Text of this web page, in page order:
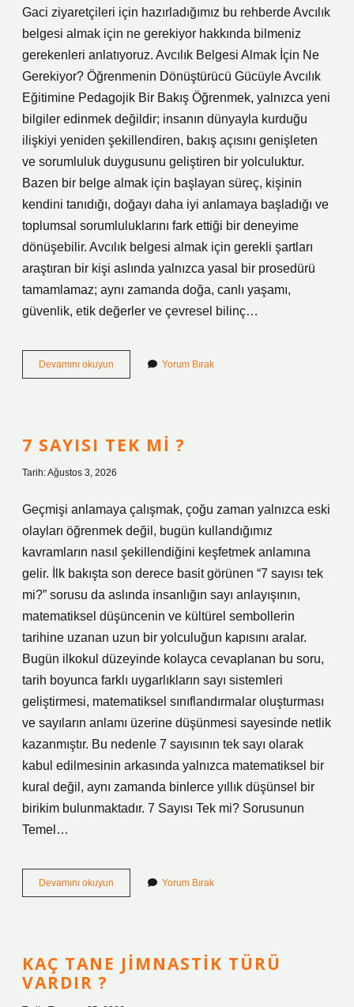
Gaci ziyaretçileri için hazırladığımız bu rehberde Avcılık
belgesi almak için ne gerekiyor hakkında bilmeniz
gerekenleri anlatıyoruz. Avcılık Belgesi Almak İçin Ne
Gerekiyor? Öğrenmenin Dönüştürücü Gücüyle Avcılık
Eğitimine Pedagojik Bir Bakış Öğrenmek, yalnızca yeni
bilgiler edinmek değildir; insanın dünyayla kurduğu
ilişkiyi yeniden şekillendiren, bakış açısını genişleten
ve sorumluluk duygusunu geliştiren bir yolculuktur.
Bazen bir belge almak için başlayan süreç, kişinin
kendini tanıdığı, doğayı daha iyi anlamaya başladığı ve
toplumsal sorumluluklarını fark ettiği bir deneyime
dönüşebilir. Avcılık belgesi almak için gerekli şartları
araştıran bir kişi aslında yalnızca yasal bir prosedürü
tamamlamaz; aynı zamanda doğa, canlı yaşamı,
güvenlik, etik değerler ve çevresel bilinç…
Devamını okuyun
belgesi
Yorum Bırak
7 SAYISI TEK MI ?
Tarih: Ağustos 3, 2026
Geçmişi anlamaya çalışmak, çoğu zaman yalnızca eski
olayları öğrenmek değil, bugün kullandığımız
kavramların nasıl şekillendiğini keşfetmek anlamına
gelir. İlk bakışta son derece basit görünen “7 sayısı tek
mi?” sorusu da aslında insanlığın sayı anlayışının,
matematiksel düşüncenin ve kültürel sembollerin
tarihine uzanan uzun bir yolculuğun kapısını aralar.
Bugün ilkokul düzeyinde kolayca cevaplanan bu soru,
tarih boyunca farklı uygarlıkların sayı sistemleri
geliştirmesi, matematiksel sınıflandırmalar oluşturması
ve sayıların anlamı üzerine düşünmesi sayesinde netlik
kazanmıştır. Bu nedenle 7 sayısının tek sayı olarak
kabul edilmesinin arkasında yalnızca matematiksel bir
kural değil, aynı zamanda binlerce yıllık düşünsel bir
birikim bulunmaktadır. 7 Sayısı Tek mi? Sorusunun
Temel…
Devamını okuyun
sayısı
Yorum Bırak
KAÇ TANE JIMNASTIK TÜRÜ
VARDIR ?